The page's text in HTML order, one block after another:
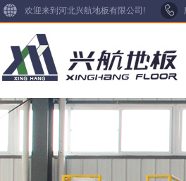
欢迎来到河北兴航地板有限公司!